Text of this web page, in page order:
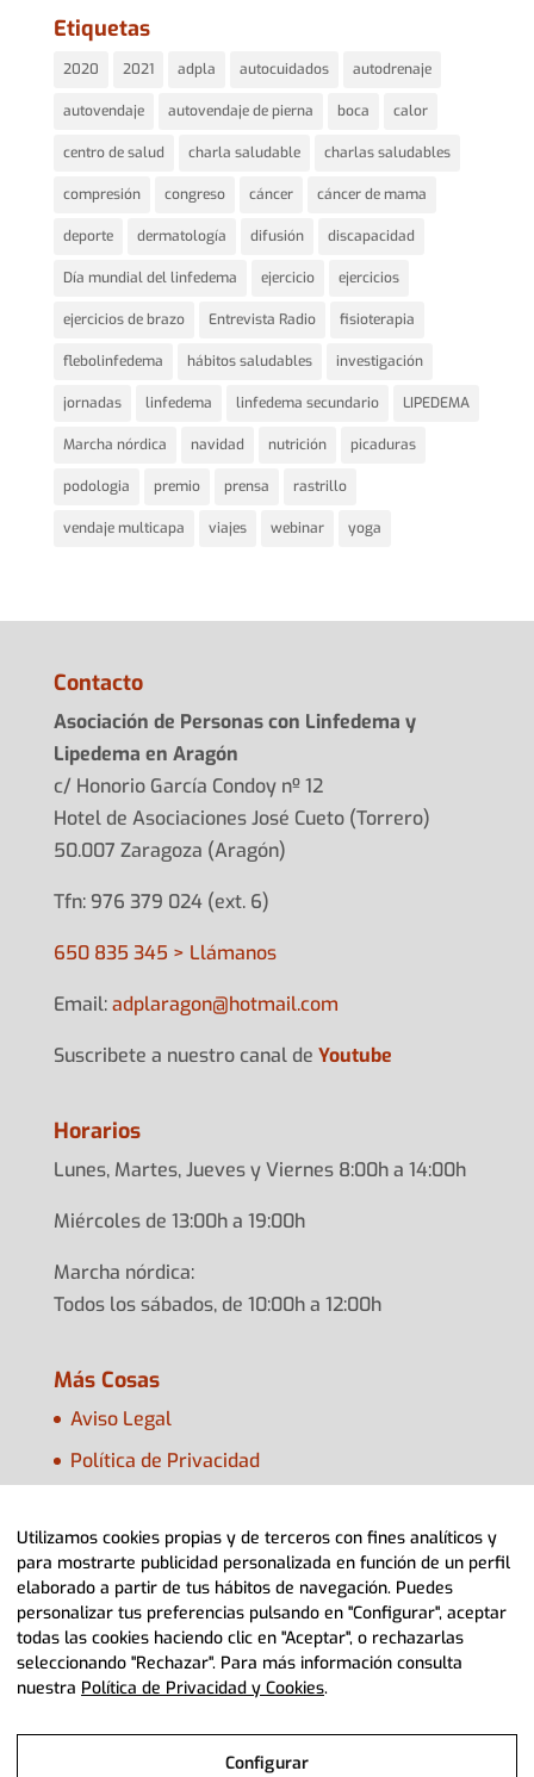
Etiquetas
2020 2021 adpla autocuidados autodrenaje
autovendaje autovendaje de pierna boca calor
centro de salud charla saludable charlas saludables
compresión congreso cáncer cáncer de mama
deporte dermatología difusión discapacidad
Día mundial del linfedema ejercicio ejercicios
ejercicios de brazo Entrevista Radio fisioterapia
flebolinfedema hábitos saludables investigación
jornadas linfedema linfedema secundario LIPEDEMA
Marcha nórdica navidad nutrición picaduras
podologia premio prensa rastrillo
vendaje multicapa viajes webinar yoga
Contacto
Asociación de Personas con Linfedema y
Lipedema en Aragón
c/ Honorio García Condoy nº 12
Hotel de Asociaciones José Cueto (Torrero)
50.007 Zaragoza (Aragón)
Tfn: 976 379 024 (ext. 6)
650 835 345 > Llámanos
Email:adplaragon@hotmail.com
Suscribete a nuestro canal de Youtube
Horarios
Lunes, Martes, Jueves y Viernes 8:00h a 14:00h
Miércoles de 13:00h a 19:00h
Marcha nórdica:
Todos los sábados, de 10:00h a 12:00h
Más Cosas
Aviso Legal
Política de Privacidad
Configurar Cookies
Utilizamos cookies propias y de terceros con fines analíticos y
para mostrarte publicidad personalizada en función de un perfil
elaborado a partir de tus hábitos de navegación. Puedes
personalizar tus preferencias pulsando en "Configurar", aceptar
todas las cookies haciendo clic en "Aceptar", o rechazarlas
seleccionando "Rechazar". Para más información consulta
nuestra Política de Privacidad y Cookies.
Configurar